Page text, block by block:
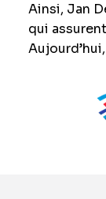
Ainsi, Jan
qui